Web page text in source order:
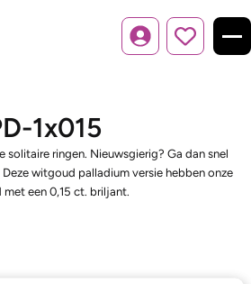
Inloggen
1x015
solitaire ringen. Nieuwsgierig? Ga dan snel
Deze witgoud palladium versie hebben onze
een 0,15 ct. briljant.